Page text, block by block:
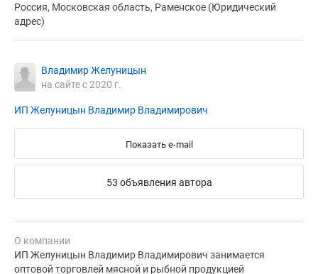
Россия, Московская область, Раменское (Юридический
адрес)
Владимир Желуницын
на сайте с 2020 г.
ИП Желуницын Владимир Владимирович
Показать e-mail
53 объявления автора
О компании
ИП Желуницын Владимир Владимирович занимается
оптовой торговлей мясной и рыбной продукцией